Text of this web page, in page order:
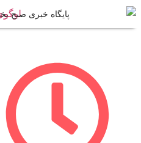
پایگاه خبری صبح بخیر نیوز